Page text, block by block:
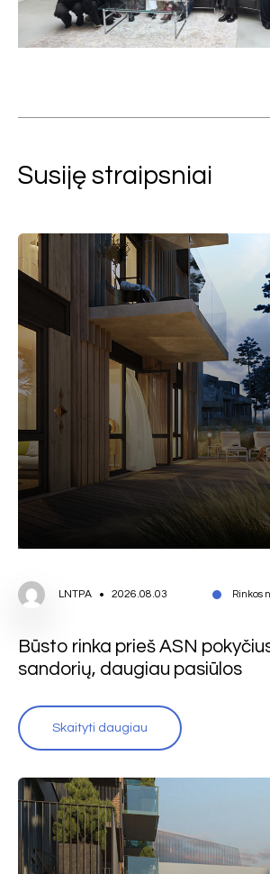
Susiję straipsniai
LNTPA 2026.08.03 Rinkos
Būsto rinka prieš ASN
sandorių, daugiau pasiūlos
Skaityti daugiau